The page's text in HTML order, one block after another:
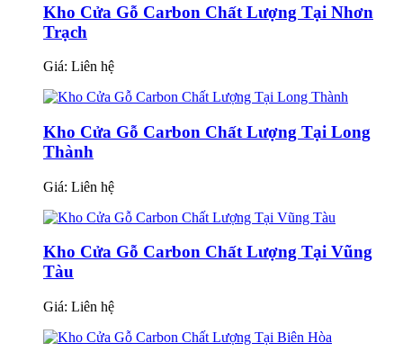
Kho Cửa Gỗ Carbon Chất Lượng Tại Nhơn
Trạch
Giá: Liên hệ
Kho Cửa Gỗ Carbon Chất Lượng Tại Long
Thành
Giá: Liên hệ
Kho Cửa Gỗ Carbon Chất Lượng Tại Vũng
Tàu
Giá: Liên hệ